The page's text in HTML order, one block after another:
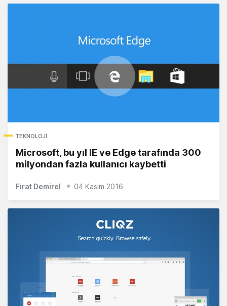
TEKNOLOJI
Microsoft, bu yıl IE ve Edge tarafında 300
milyondan fazla kullanıcı kaybetti
Fırat Demirel 04 Kasım 2016